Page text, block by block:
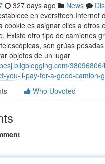
327 days ago News
en eversttech.Internet
cookie es asignar clics a otros
Existe otro tipo de camiones
son grúas
objetos de un lugar
you-ll-pay-for-a-good-camion-
Who Upvoted